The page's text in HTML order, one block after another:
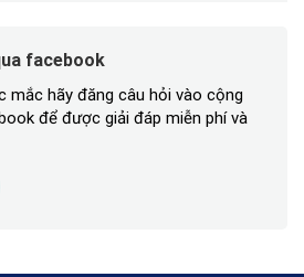
facebook
mắc hãy đăng câu hỏi vào cộng
để được giải đáp miễn phí và